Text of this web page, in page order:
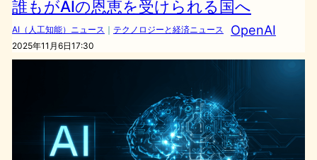
誰もがAIの恩恵を受けられる国へ
AI（人工知能）ニュース ｜ テクノロジーと経済ニュース OpenAI
2025年11月6日17:30